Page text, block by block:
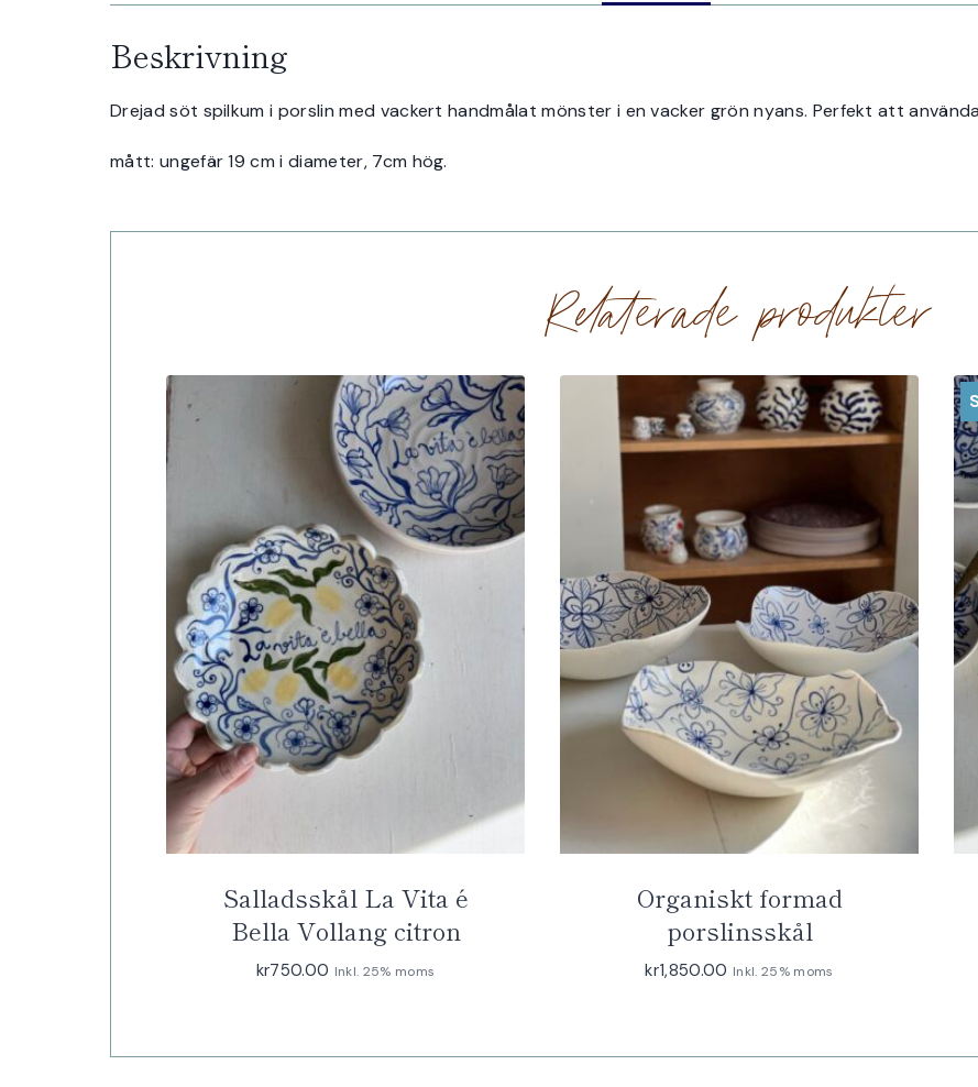
Beskrivning
Drejad söt spilkum i porslin med vackert handmålat mönster i en vacker grön nyans. Perfekt att
mått: ungefär 19 cm i diameter, 7cm hög.
Relaterade produkter
Salladsskål La Vita é
Bella Vollang citron
kr750.00 Inkl. 25% moms
Organiskt formad
porslinsskål
kr1,850.00 Inkl. 25% moms